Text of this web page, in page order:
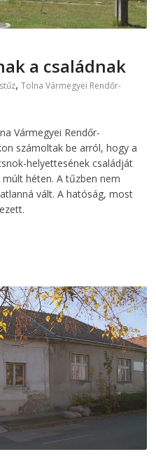
a családnak
,Tolna Vármegyei Rendőr-
Vármegyei Rendőr-
számoltak be arról, hogy a
helyettesének családját
héten. A tűzben nem
vált. A hatóság, most